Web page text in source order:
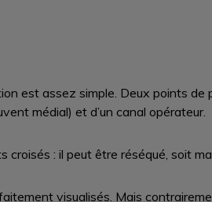
est assez simple. Deux points
médial) et d’un canal opérateur.
: il peut être réséqué, soit
visualisés. Mais